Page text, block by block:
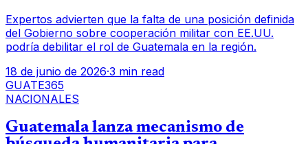
Expertos advierten que la falta de una posición definida
del Gobierno sobre cooperación militar con EE.UU.
podría debilitar el rol de Guatemala en la región.
18 de junio de 2026·3 min read
GUATE365
NACIONALES
Guatemala lanza mecanismo de